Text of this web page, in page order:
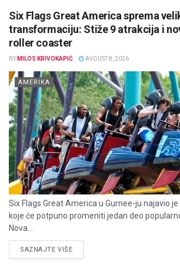
Six Flags Great America sprema
transformaciju: Stiže 9 atrakcija i
roller coaster
BY MILOS KRIVOKAPIĆ AVGUST 8, 2026
AMERIKA
Six Flags Great America u Gurnee-ju najavio
koje će potpuno promeniti jedan deo
Nova...
SAZNAJTE VIŠEDETAILS